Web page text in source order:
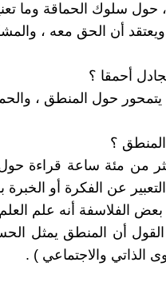
، حول سلوك الحماقة وما
أن الحق معه ،
أحمقا ؟
يتمحور حول المنطق ،
؟
من مئة ساعة قراءة
عن الفكرة أو
بعض الفلاسفة أنه علم
أن المنطق يمثل
الذاتي والاجتماعي ) .